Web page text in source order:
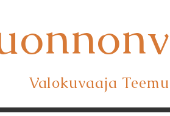
Valokuvaaja